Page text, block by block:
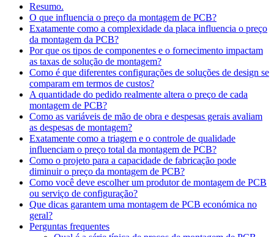
Resumo.
O que influencia o preço da montagem de PCB?
Exatamente como a complexidade da placa influencia o preço
da montagem da PCB?
Por que os tipos de componentes e o fornecimento impactam
as taxas de solução de montagem?
Como é que diferentes configurações de soluções de design se
comparam em termos de custos?
A quantidade do pedido realmente altera o preço de cada
montagem de PCB?
Como as variáveis de mão de obra e despesas gerais avaliam
as despesas de montagem?
Exatamente como a triagem e o controle de qualidade
influenciam o preço total da montagem de PCB?
Como o projeto para a capacidade de fabricação pode
diminuir o preço da montagem de PCB?
Como você deve escolher um produtor de montagem de PCB
ou serviço de configuração?
Que dicas garantem uma montagem de PCB económica no
geral?
Perguntas frequentes